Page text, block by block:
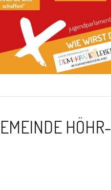
HÖHR-